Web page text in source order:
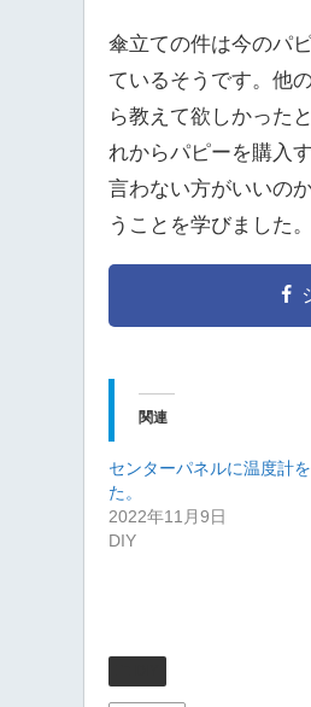
傘立ての件は今のパ
ているそうです。他
ら教えて欲しかった
れからパピーを購入
言わない方がいいの
うことを学びました
関連
センターパネルに温度計
た。
2022年11月9日
DIY